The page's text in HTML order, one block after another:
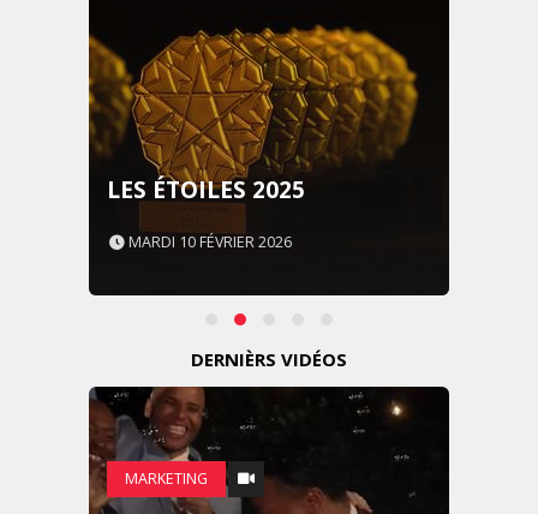
LES ÉTOILES 2025
MARDI 10 FÉVRIER 2026
DERNIÈRS VIDÉOS
MARKETING